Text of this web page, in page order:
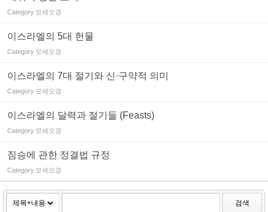
Category 모세오경
이스라엘의 5대 헌물
Category 모세오경
이스라엘의 7대 절기와 신·구약적 의미
Category 모세오경
이스라엘의 달력과 절기들 (Feasts)
Category 모세오경
짐승에 관한 정결법 규정
Category 모세오경
검색